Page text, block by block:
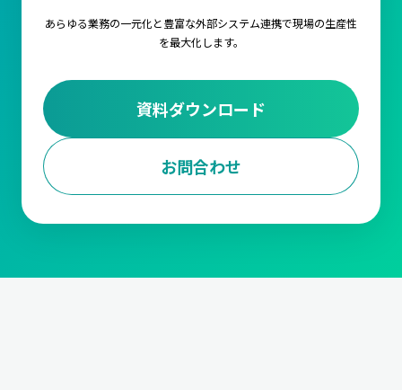
あらゆる業務の一元化と豊富な外部システム連携で現場の生産性
を最大化します。
資料ダウンロード
お問合わせ